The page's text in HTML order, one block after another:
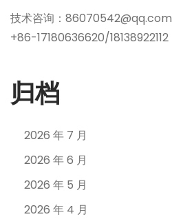
技术咨询：86070542@qq.com
+86-17180636620/18138922112
归档
2026 年 7 月
2026 年 6 月
2026 年 5 月
2026 年 4 月